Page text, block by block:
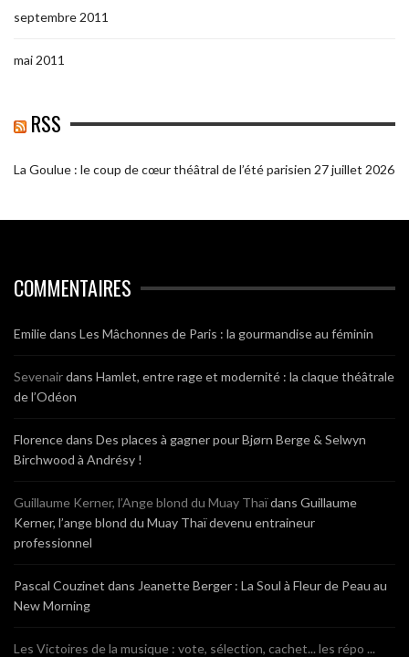
septembre 2011
mai 2011
RSS
La Goulue : le coup de cœur théâtral de l’été parisien 27 juillet 2026
COMMENTAIRES
Emiliedans Les Mâchonnes de Paris : la gourmandise au féminin
Sevenairdans Hamlet, entre rage et modernité : la claque théâtrale
de l’Odéon
Florencedans Des places à gagner pour Bjørn Berge & Selwyn
Birchwood à Andrésy !
Guillaume Kerner, l’Ange blond du Muay Thaïdans Guillaume
Kerner, l’ange blond du Muay Thaï devenu entraineur
professionnel
Pascal Couzinet dans Jeanette Berger : La Soul à Fleur de Peau au
New Morning
Les Victoires de la musique : vote, sélection, cachet... les répo ...